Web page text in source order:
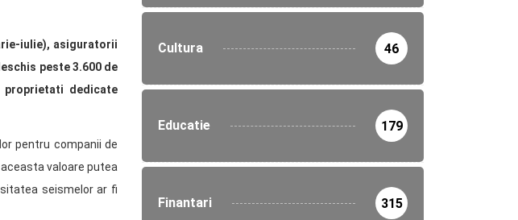
iulie), asiguratorii
peste 3.600 de
dedicate
pentru companii de
valoare putea
seismelor ar fi
Cultura 46
Educatie 179
Finantari 315